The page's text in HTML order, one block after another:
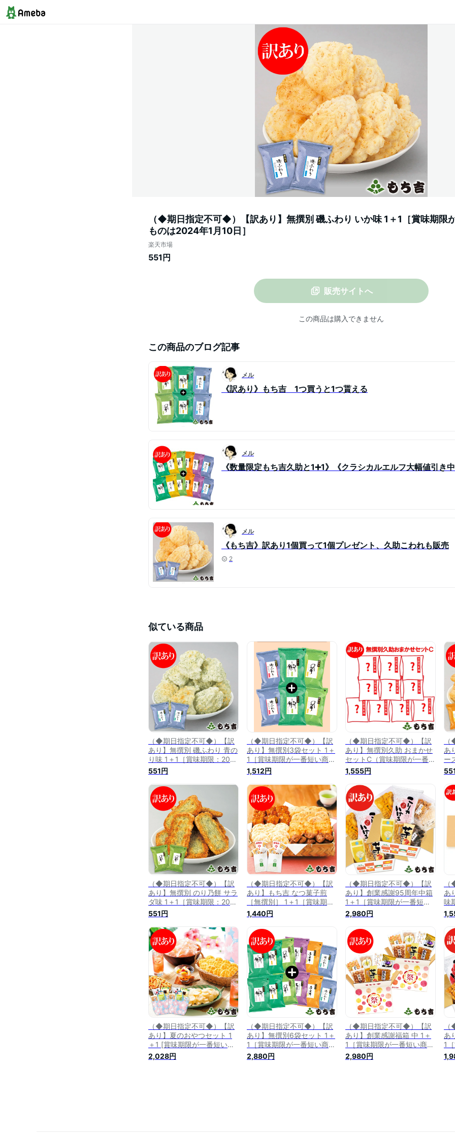
（◆期日指定不可◆）【訳あり】無撰別 磯ふわり いか味 1＋1［賞味期限
ものは2024年1月10日］
楽天市場
551円
販売サイトへ
この商品は購入できません
この商品のブログ記事
メル
《訳あり》もち吉 1つ買うと1つ貰える
メル
《数量限定もち吉久助と1➕1》《クラシカルエルフ大幅値引き中
メル
《もち吉》訳あり1個買って1個プレゼント、久助こわれも販売
2
似ている商品
（◆期日指定不可◆）【訳
あり】無撰別 磯ふわり 青の
り味 1＋1［賞味期限：2024
年7月17日］
551円
（◆期日指定不可◆）【訳
あり】無撰別3袋セット 1＋
1［賞味期限が一番短い商品
は2026年7月6日］
1,512円
（◆期日指定不可◆）【訳
あり】無撰別久助 おまかせ
セットC（賞味期限が一番短
い商品は2024年10月27日）
1,555円
あ
ー
（◆期日指定不可◆）【訳
あり】無撰別 のり乃餅 サラ
ダ味 1＋1［賞味期限：2024
年1月9日］
551円
（◆期日指定不可◆）【訳
あり】もち吉 なつ菓子煎
［無撰別］ 1＋1［賞味期
限：2024年7月1日］
1,440円
（◆期日指定不可◆）【訳
あり】創業感謝95周年中箱
1＋1［賞味期限が一番短い
商品は2024年11月18日］
2,980円
あ
味
（◆期日指定不可◆）【訳
あり】夏のおやつセット 1
＋1 [賞味期限が一番短い商
品は2023年8月22日]
2,028円
（◆期日指定不可◆）【訳
あり】無撰別6袋セット 1＋
1［賞味期限が一番短い商品
は2025年12月29日］【楽天
スーパーSALE期間中2つの
2,880円
（◆期日指定不可◆）【訳
あり】創業感謝福箱 中 1＋
1［賞味期限が一番短い商品
は2023年11月6日］
2,980円
あ
1
は